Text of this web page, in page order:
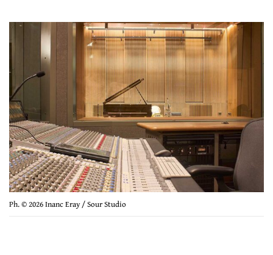
Ph. © 2026 Inanc Eray / Sour Studio